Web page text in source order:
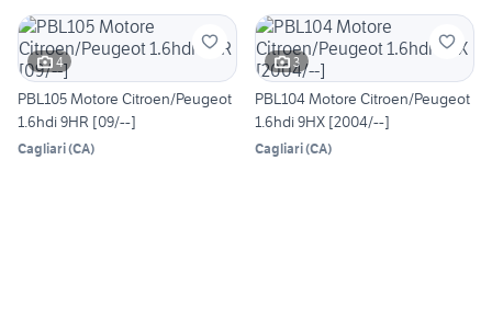
4
PBL105 Motore Citroen/Peugeot
1.6hdi 9HR [09/--]
Cagliari(CA)
3
PBL104 Motore Citroen/Peugeot
1.6hdi 9HX [2004/--]
Cagliari(CA)